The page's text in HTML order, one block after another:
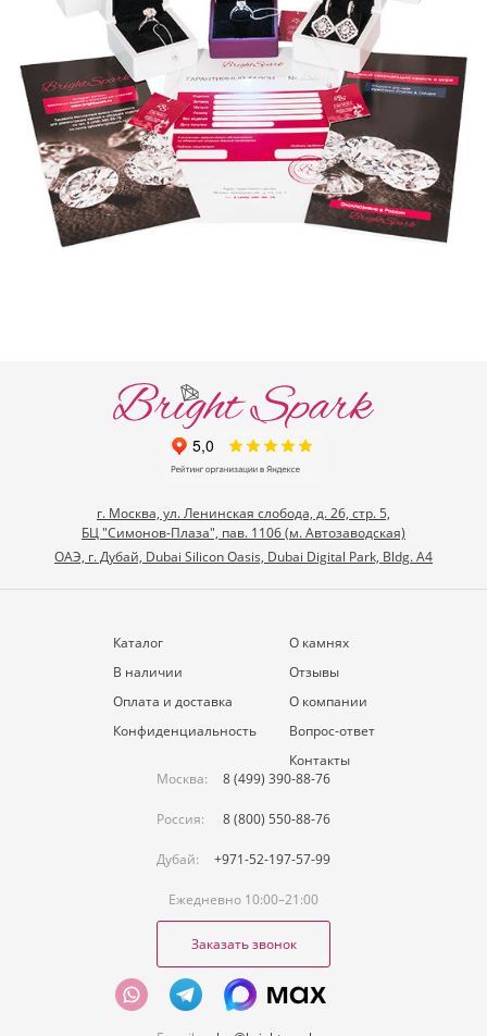
г. Москва, ул. Ленинская слобода, д. 26, стр. 5,
БЦ "Симонов-Плаза", пав. 1106 (м. Автозаводская)
ОАЭ, г. Дубай, Dubai Silicon Oasis, Dubai Digital Park, Bldg. A4
Каталог
В наличии
Оплата и доставка
Конфиденциальность
О камнях
Отзывы
О компании
Вопрос-ответ
Контакты
Москва:
8 (499) 390-88-76
Россия: 8 (800) 550-88-76
Дубай: +971-52-197-57-99
Ежедневно 10:00–21:00
Заказать звонок